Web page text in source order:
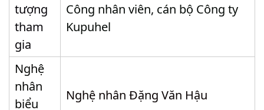
tượng
tham
gia
Công nhân viên, cán bộ Công ty
Kupuhel
Nghệ
nhân
biểu
Nghệ nhân Đặng Văn Hậu